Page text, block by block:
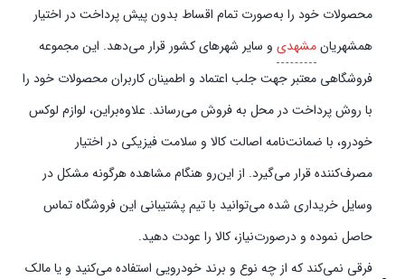
محصولات خود را به‌صورت تمام اقساط بدون پیش‌‎ پرداخت در اختیار
همشهریانمشهدی و سایر شهرهای کشور قرار می‌دهد. این مجموعه
فروشگاهی معتبر جهت جلب اعتماد و اطمینان کاربران محصولات خود را
با روش پرداخت در محل به فروش می‌رساند. علاوه‌بر‌این، لوازم لوکس
خودرو، با ضمانت‌نامه اصالت کالا و سلامت فیزیکی در اختیار
مصرف‌کننده قرار می‌گیرد. از این‌رو هنگام مشاهده هرگونه مشکل در
وسایل خریداری شده می‌توانید با تیم پشتیبانی این فروشگاه تماس
حاصل نموده و در‌صورت‌نیاز، کالا را عودت دهید.
فرقی نمی‌کند که از چه نوع و برند خودرویی استفاده می‌کنید و یا مالک